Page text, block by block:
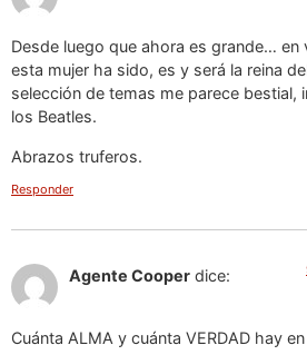
Desde luego que ahora es grande… en
esta mujer ha sido, es y será la reina
selección de temas me parece bestial,
los Beatles.
Abrazos truferos.
Responder
Agente Cooper dice:
Cuánta ALMA y cuánta VERDAD hay